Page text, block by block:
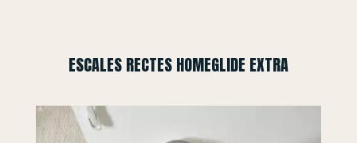
ESCALES RECTES HOMEGLIDE EXTRA